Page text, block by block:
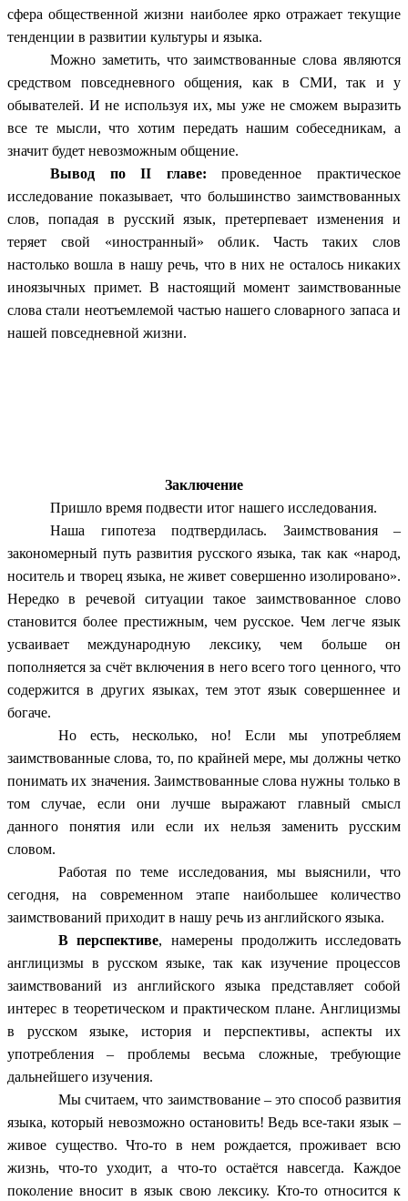
сфера общественной жизни наиболее ярко отражает текущие
тенденции в развитии культуры и языка.
Можно заметить, что заимствованные слова являются
средством повседневного общения, как в СМИ, так и у
обывателей. И не используя их, мы уже не сможем выразить
все те мысли, что хотим передать нашим собеседникам, а
значит будет невозможным общение.
Вывод по II главе: проведенное практическое
исследование показывает, что большинство заимствованных
слов, попадая в русский язык, претерпевает изменения и
теряет свой «иностранный» облик. Часть таких слов
настолько вошла в нашу речь, что в них не осталось никаких
иноязычных примет. В настоящий момент заимствованные
слова стали неотъемлемой частью нашего словарного запаса и
нашей повседневной жизни.
Заключение
Пришло время подвести итог нашего исследования.
Наша гипотеза подтвердилась. Заимствования –
закономерный путь развития русского языка, так как «народ,
носитель и творец языка, не живет совершенно изолировано».
Нередко в речевой ситуации такое заимствованное слово
становится более престижным, чем русское. Чем легче язык
усваивает международную лексику, чем больше он
пополняется за счёт включения в него всего того ценного, что
содержится в других языках, тем этот язык совершеннее и
богаче.
Но есть, несколько, но! Если мы употребляем
заимствованные слова, то, по крайней мере, мы должны четко
понимать их значения. Заимствованные слова нужны только в
том случае, если они лучше выражают главный смысл
данного понятия или если их нельзя заменить русским
словом.
Работая по теме исследования, мы выяснили, что
сегодня, на современном этапе наибольшее количество
заимствований приходит в нашу речь из английского языка.
В перспективе, намерены продолжить исследовать
англицизмы в русском языке, так как изучение процессов
заимствований из английского языка представляет собой
интерес в теоретическом и практическом плане. Англицизмы
в русском языке, история и перспективы, аспекты их
употребления – проблемы весьма сложные, требующие
дальнейшего изучения.
Мы считаем, что заимствование – это способ развития
языка, который невозможно остановить! Ведь все-таки язык –
живое существо. Что-то в нем рождается, проживает всю
жизнь, что-то уходит, а что-то остаётся навсегда. Каждое
поколение вносит в язык свою лексику. Кто-то относится к